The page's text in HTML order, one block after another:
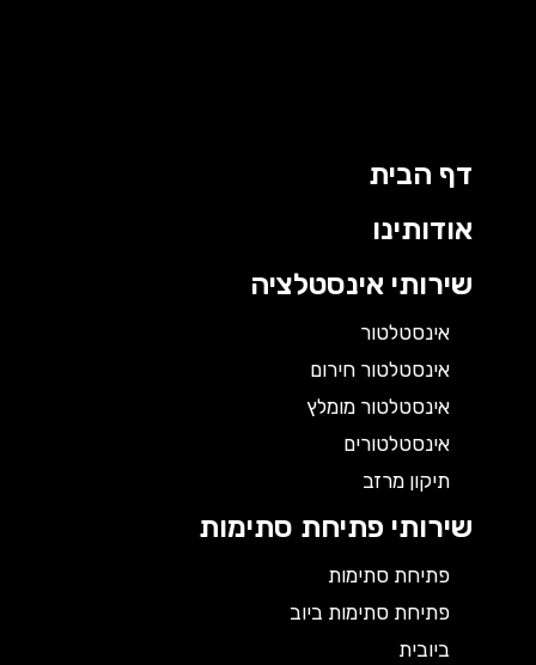
דף הבית
אודותינו
שירותי אינסטלציה
אינסטלטור
אינסטלטור חירום
אינסטלטור מומלץ
אינסטלטורים
תיקון מרזב
שירותי פתיחת סתימות
פתיחת סתימות
פתיחת סתימות ביוב
ביובית